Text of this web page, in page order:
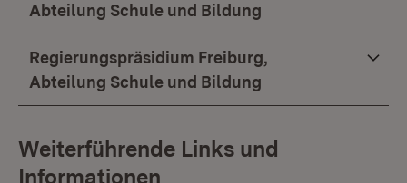
Abteilung Schule und Bildung
Regierungspräsidium Freiburg,
Abteilung Schule und Bildung
Weiterführende Links und
Informationen